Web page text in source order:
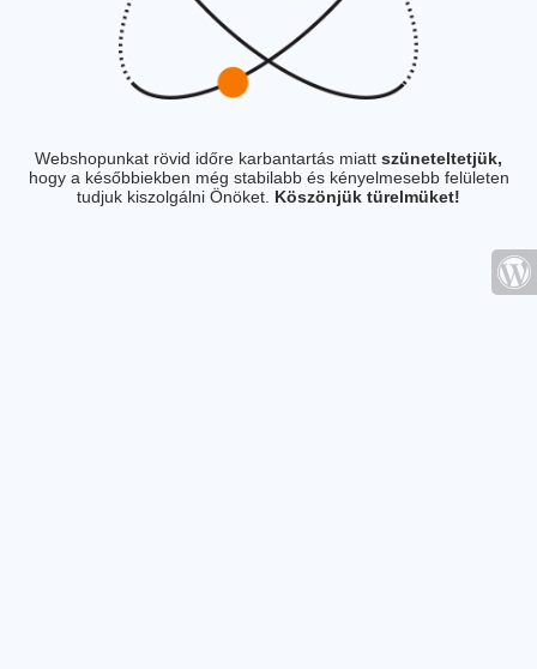
Webshopunkat rövid időre karbantartás miatt szüneteltetjük,
hogy a későbbiekben még stabilabb és kényelmesebb felületen
tudjuk kiszolgálni Önöket. Köszönjük türelmüket!